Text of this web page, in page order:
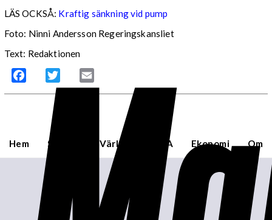
LÄS OCKSÅ: Kraftig sänkning vid pump
Foto: Ninni Andersson Regeringskansliet
Text: Redaktionen
Facebook Twitter
Hem Sverige Världen USA Ekonomi Om